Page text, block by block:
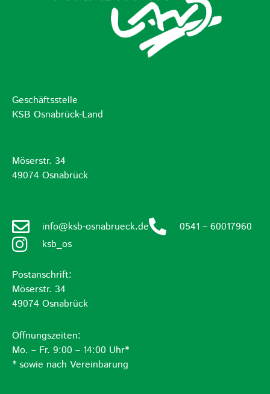
Geschäftsstelle
KSB Osnabrück-Land
Möserstr. 34
49074 Osnabrück
info@ksb-osnabrueck.de
0541 – 60017960
ksb_os
Postanschrift:
Möserstr. 34
49074 Osnabrück
Öffnungszeiten:
Mo. – Fr. 9:00 – 14:00 Uhr*
* sowie nach Vereinbarung